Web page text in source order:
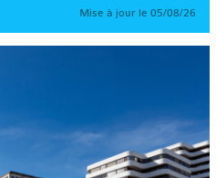
Mise à jour le 05/08/26